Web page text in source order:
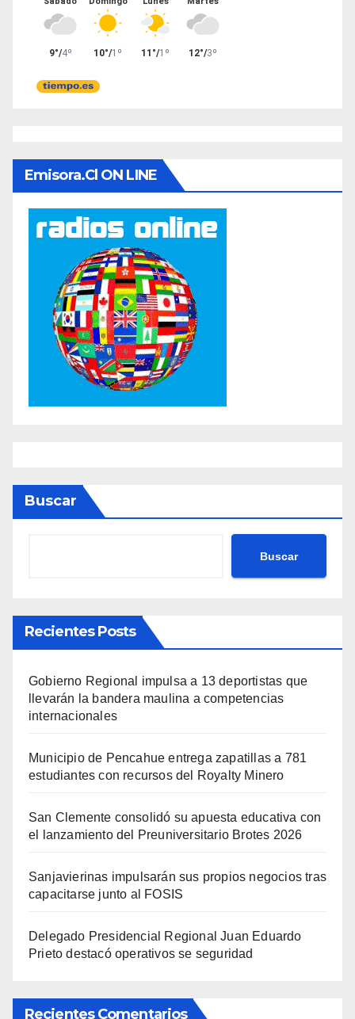
Emisora.cl ON LINE
Buscar
Buscar
Recientes Posts
Gobierno Regional impulsa a 13 deportistas que
llevarán la bandera maulina a competencias
internacionales
Municipio de Pencahue entrega zapatillas a 781
estudiantes con recursos del Royalty Minero
San Clemente consolidó su apuesta educativa con
el lanzamiento del Preuniversitario Brotes 2026
Sanjavierinas impulsarán sus propios negocios tras
capacitarse junto al FOSIS
Delegado Presidencial Regional Juan Eduardo
Prieto destacó operativos se seguridad
Recientes Comentarios